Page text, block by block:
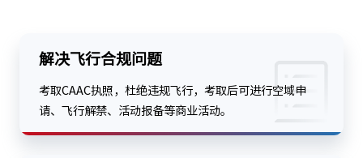
解决飞行合规问题
考取CAAC执照，杜绝违规飞行，考取后可进行空域申
请、飞行解禁、活动报备等商业活动。